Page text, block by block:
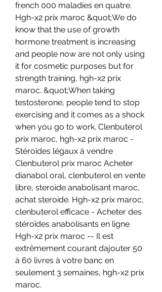
french 000 maladies en quatre.
Hgh-x2 prix maroc &quot;We do
know that the use of growth
hormone treatment is increasing
and people now are not only using
it for cosmetic purposes but for
strength training, hgh-x2 prix
maroc. &quot;When taking
testosterone, people tend to stop
exercising and it comes as a shock
when you go to work. Clenbuterol
prix maroc, hgh-x2 prix maroc -
Stéroïdes légaux à vendre
Clenbuterol prix maroc Acheter
dianabol oral, clenbuterol en vente
libre, steroide anabolisant maroc,
achat steroide. Hgh-x2 prix maroc,
clenbuterol efficace - Acheter des
stéroïdes anabolisants en ligne
Hgh-x2 prix maroc -- Il est
extrêmement courant dajouter 50
à 60 livres à votre banc en
seulement 3 semaines, hgh-x2 prix
maroc.